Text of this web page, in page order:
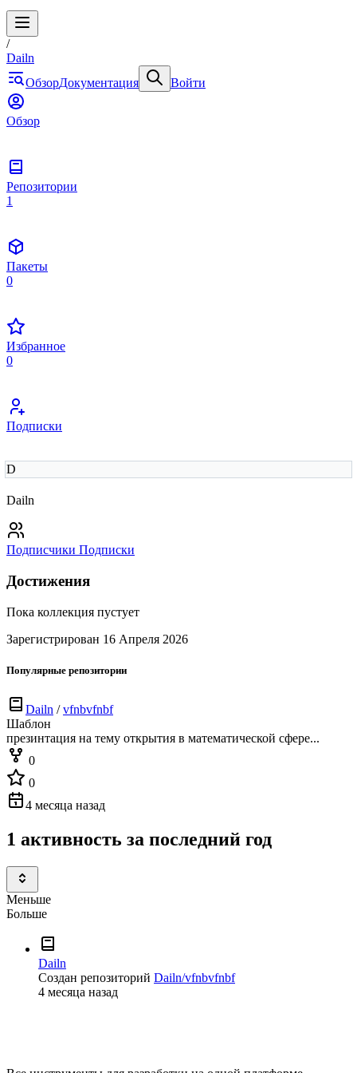
/
Dailn
ОбзорДокументация Войти
Обзор
Репозитории
1
Пакеты
0
Избранное
0
Подписки
D
Dailn
Подписчики Подписки
Достижения
Пока коллекция пустует
Зарегистрирован 16 Апреля 2026
Популярные репозитории
Dailn /vfnbvfnbf
Шаблон
презинтация на тему открытия в математической сфере...
0
0
4 месяца назад
1 активность за последний год
Меньше
Больше
Dailn
Создан репозиторий Dailn/vfnbvfnbf
4 месяца назад